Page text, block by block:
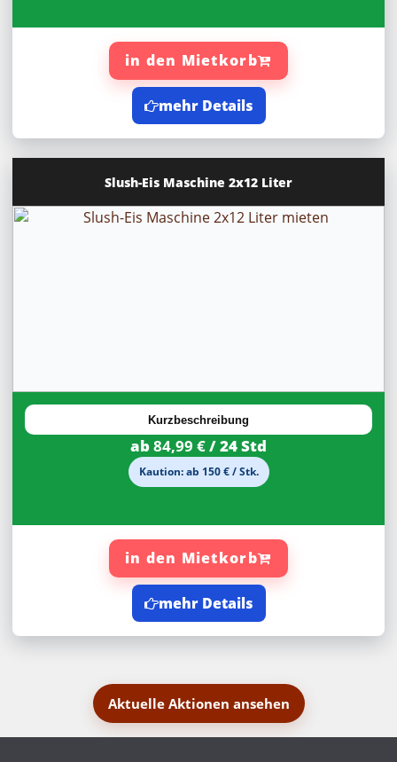
in den Mietkorb
mehr Details
Slush-Eis Maschine 2x12 Liter
20%
Rabatt Kurzbeschreibung
ab84,99 €/ 24 Std
Kaution: ab 150 € / Stk.
in den Mietkorb
mehr Details
Aktuelle Aktionen ansehen